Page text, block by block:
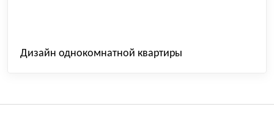
Дизайн однокомнатной квартиры